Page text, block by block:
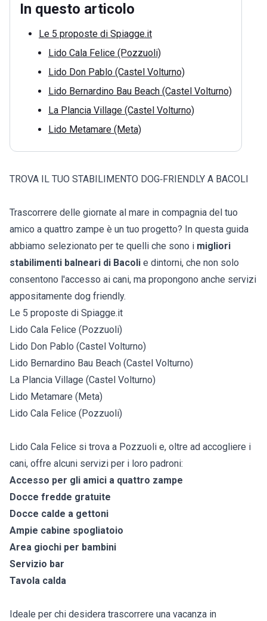
In questo articolo
Le 5 proposte di Spiagge.it
Lido Cala Felice (Pozzuoli)
Lido Don Pablo (Castel Volturno)
Lido Bernardino Bau Beach (Castel Volturno)
La Plancia Village (Castel Volturno)
Lido Metamare (Meta)
TROVA IL TUO STABILIMENTO DOG‑FRIENDLY A BACOLI
Trascorrere delle giornate al mare in compagnia del tuo
amico a quattro zampe è un tuo progetto? In questa guida
abbiamo selezionato per te quelli che sono i migliori
stabilimenti balneari di Bacoli e dintorni, che non solo
consentono l'accesso ai cani, ma propongono anche servizi
appositamente dog friendly.
Le 5 proposte di Spiagge.it
Lido Cala Felice (Pozzuoli)
Lido Don Pablo (Castel Volturno)
Lido Bernardino Bau Beach (Castel Volturno)
La Plancia Village (Castel Volturno)
Lido Metamare (Meta)
Lido Cala Felice (Pozzuoli)
Lido Cala Felice si trova a Pozzuoli e, oltre ad accogliere i
cani, offre alcuni servizi per i loro padroni:
Accesso per gli amici a quattro zampe
Docce fredde gratuite
Docce calde a gettoni
Ampie cabine spogliatoio
Area giochi per bambini
Servizio bar
Tavola calda
Ideale per chi desidera trascorrere una vacanza in